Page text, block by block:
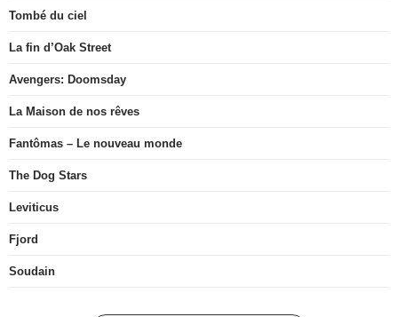
Tombé du ciel
La fin d’Oak Street
Avengers: Doomsday
La Maison de nos rêves
Fantômas – Le nouveau monde
The Dog Stars
Leviticus
Fjord
Soudain